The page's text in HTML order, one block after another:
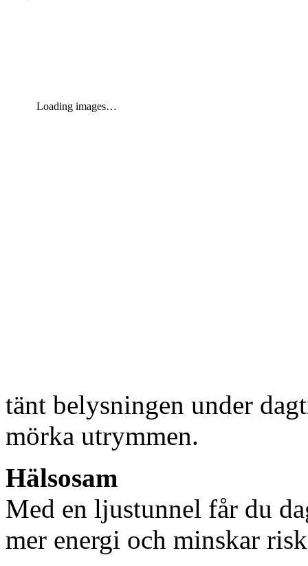
Loading images…
tänt belysningen under
mörka utrymmen.
Hälsosam
Med en ljustunnel får du
mer energi och minskar